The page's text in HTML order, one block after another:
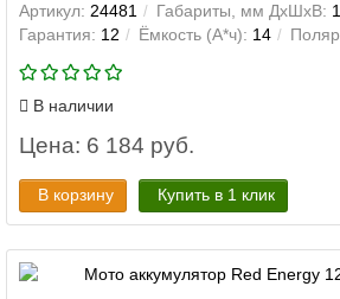
Артикул: 24481 Габариты, мм ДхШхВ:
Гарантия: 12 Ёмкость (А*ч): 14
В наличии
Цена: 6 184 руб.
В корзину Купить в 1 клик